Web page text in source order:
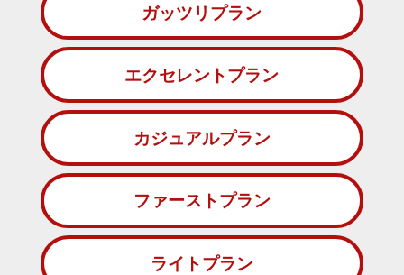
ガッツリプラン
エクセレントプラン
カジュアルプラン
ファーストプラン
ライトプラン